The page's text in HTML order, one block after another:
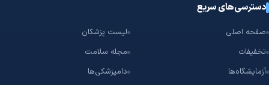
دسترسی‌های سریع
صفحه اصلی
لیست پزشکان
تخفیفات
مجله سلامت
آزمایشگاه‌ها
دامپزشکی‌ها